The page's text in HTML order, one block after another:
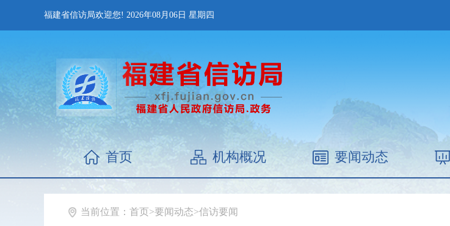
福建省信访局欢迎您! 2026年08月06日 星期四
首页 机构概况 要闻动态
当前位置： 首页>要闻动态>信访要闻